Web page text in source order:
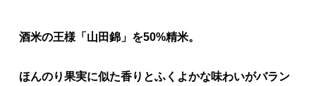
酒米の王様「山田錦」を50%精米。
ほんのり果実に似た香りとふくよかな味わいがバラン